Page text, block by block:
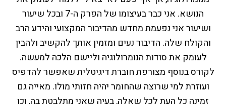
הנושא. אני כבר בעיצומו של הפרק ה-7 ובכל שיעור
ושיעור אני נפעמת מחדש מהדיבור המקצועי והידע הרב
והקולח שלה. הדיבור נעים ומזמין אותך להקשיב ולהבין
לעומק את סודות הנומרולוגיה וליישם הלכה למעשה.
לקורס בנוסף מצורפת חוברת דיגיטלית שאפשר להדפיס
ועוזרת למי שרוצה שהחומר יהיה חזותי מולו. מאייה גם